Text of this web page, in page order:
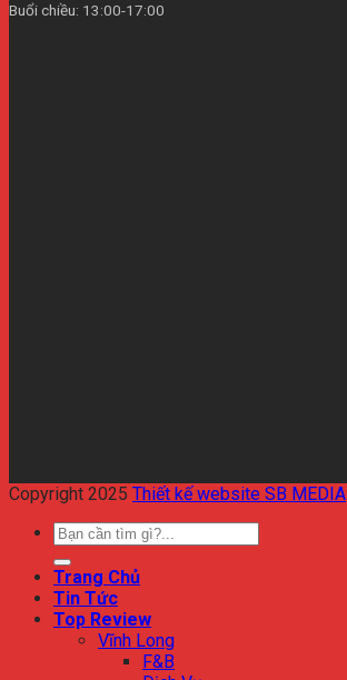
Buổi chiều: 13:00-17:00
Copyright 2025 Thiết kế website SB MEDIA
Trang Chủ
Tin Tức
Top Review
Vĩnh Long
F&B